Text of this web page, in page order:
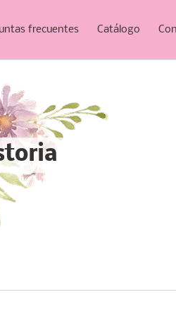
frecuentes Catálogo